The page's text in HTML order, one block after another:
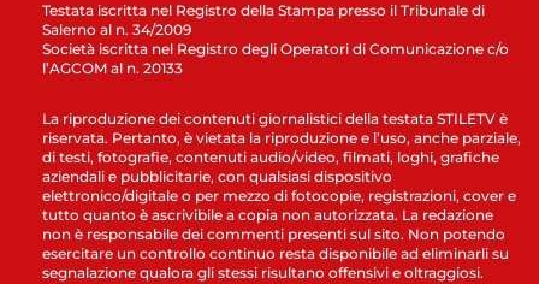
Testata iscritta nel Registro della Stampa presso il Tribunale di
Salerno al n. 34/2009
Società iscritta nel Registro degli Operatori di Comunicazione c/o
l’AGCOM al n. 20133
La riproduzione dei contenuti giornalistici della testata STILETV è
riservata. Pertanto, è vietata la riproduzione e l’uso, anche parziale,
di testi, fotografie, contenuti audio/video, filmati, loghi, grafiche
aziendali e pubblicitarie, con qualsiasi dispositivo
elettronico/digitale o per mezzo di fotocopie, registrazioni, cover e
tutto quanto è ascrivibile a copia non autorizzata. La redazione
non è responsabile dei commenti presenti sul sito. Non potendo
esercitare un controllo continuo resta disponibile ad eliminarli su
segnalazione qualora gli stessi risultano offensivi e oltraggiosi.